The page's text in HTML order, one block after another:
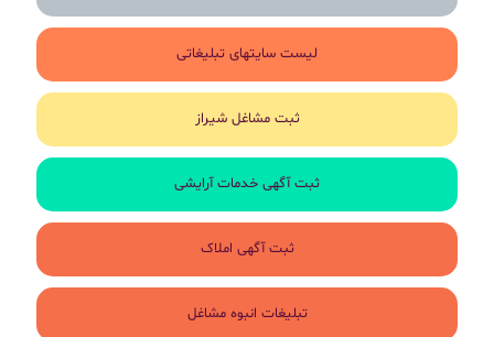
لیست سایتهای تبلیغاتی
ثبت مشاغل شیراز
ثبت آگهی خدمات آرایشی
ثبت آگهی املاک
تبلیغات انبوه مشاغل